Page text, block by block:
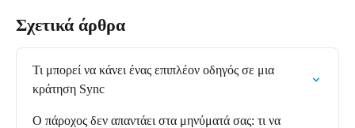
Σχετικά άρθρα
Τι μπορεί να κάνει ένας επιπλέον οδηγός σε μια
κράτηση Sync
Ο πάροχος δεν απαντάει στα μηνύματά σας: τι να